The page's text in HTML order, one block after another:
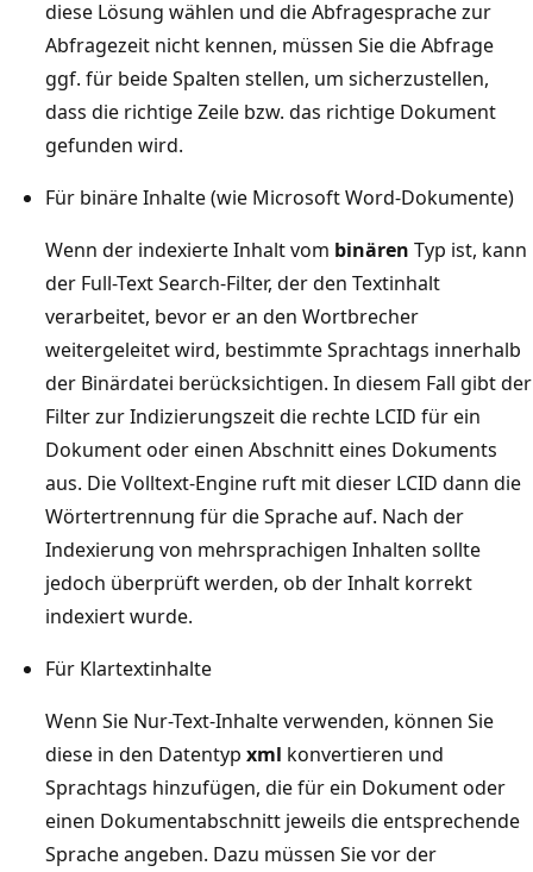
diese Lösung wählen und die Abfragesprache zur
Abfragezeit nicht kennen, müssen Sie die Abfrage
ggf. für beide Spalten stellen, um sicherzustellen,
dass die richtige Zeile bzw. das richtige Dokument
gefunden wird.
Für binäre Inhalte (wie Microsoft Word-Dokumente)
Wenn der indexierte Inhalt vom binären Typ ist, kann
der Full-Text Search-Filter, der den Textinhalt
verarbeitet, bevor er an den Wortbrecher
weitergeleitet wird, bestimmte Sprachtags innerhalb
der Binärdatei berücksichtigen. In diesem Fall gibt der
Filter zur Indizierungszeit die rechte LCID für ein
Dokument oder einen Abschnitt eines Dokuments
aus. Die Volltext-Engine ruft mit dieser LCID dann die
Wörtertrennung für die Sprache auf. Nach der
Indexierung von mehrsprachigen Inhalten sollte
jedoch überprüft werden, ob der Inhalt korrekt
indexiert wurde.
Für Klartextinhalte
Wenn Sie Nur-Text-Inhalte verwenden, können Sie
diese in den Datentyp xml konvertieren und
Sprachtags hinzufügen, die für ein Dokument oder
einen Dokumentabschnitt jeweils die entsprechende
Sprache angeben. Dazu müssen Sie vor der